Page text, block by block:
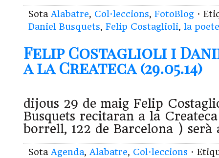
Sota Alabatre, Col·leccions, FotoBlog ·
Daniel Busquets, Felip Costaglioli, la
Felip Costaglioli i
a la Createca (29.05.14)
dijous 29 de maig Felip
Busquets recitaran a la
borrell, 122 de Barcelona )
Sota Agenda, Alabatre, Col·leccions ·